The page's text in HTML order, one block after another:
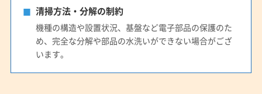
清掃方法・分解の制約
機種の構造や設置状況、基盤など電子部品の保護のた
め、完全な分解や部品の水洗いができない場合がござ
います。